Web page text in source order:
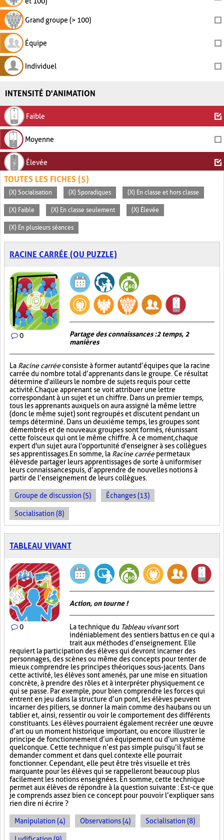
Grand groupe (> 100)
Équipe
Individuel
INTENSITÉ D'ANIMATION
Faible
Moyenne
Élevée
TOUTES LES FICHES (5)
(X) Socialisation (X) Sporadiques (X) En classe et hors classe
(X) Faible (X) En classe seulement (X) Élevée
(X) En plusieurs séances
RACINE CARRÉE (OU PUZZLE)
0
Partage des connaissances : 2 temps, 2
manières
La Racine carréeconsiste à former autant d’équipes que la racine
carrée du nombre total d’apprenants dans le groupe. Ce résultat
détermine d'ailleurs le nombre de sujets requis pour cette
activité. Chaque apprenant se voit attribuer une lettre
correspondant à un sujet et un chiffre. Dans un premier temps,
tous les apprenants auxquels on aura assigné la même lettre
(donc le même sujet) sont regroupés et discutent pendant un
temps déterminé. Dans un deuxième temps, les groupes sont
démembrés et de nouveaux groupes sont formés, réunissant
cette fois ceux qui ont le même chiffre. À ce moment, chaque
expert d'un sujet aura l'opportunité d'enseigner à ses collègues
ses apprentissages. En somme, la Racine carréepermet aux
élèves de partager leurs apprentissages de sorte à uniformiser
leurs connaissances puis, d’apprendre de nouvelles notions à
partir de l’enseignement de leurs collègues.
Groupe de discussion (5) Échanges (13)
Socialisation (8)
TABLEAU VIVANT
0
Action, on tourne !
La technique du Tableau vivantsort
indéniablement des sentiers battus en ce qui a
trait aux méthodes d’enseignement. Elle
requiert la participation des élèves qui devront incarner des
personnages, des scènes ou même des concepts pour tenter de
mieux comprendre les principes théoriques sous-jacents. Dans
cette activité, les élèves sont amenés, par une mise en situation
concrète, à prendre des rôles et à interpréter physiquement ce
qui se passe. Par exemple, pour bien comprendre les forces qui
entrent en jeu dans la structure d’un pont, les élèves peuvent
incarner des piliers, se donner la main comme des haubans ou un
tablier et, ainsi, ressentir ou voir le comportement des différents
constituants. Les élèves pourraient également recréer une œuvre
d’art ou un moment historique important, ou encore illustrer le
principe de fonctionnement d’un équipement ou d’un système
quelconque. Cette technique n’est pas simple puisqu’il faut se
demander comment et dans quel contexte elle pourrait
fonctionner. Cependant, elle peut être très visuelle et très
marquante pour les élèves qui se rappelleront beaucoup plus
facilement les notions enseignées. En somme, cette technique
permet aux élèves de répondre à la question suivante : Est-ce que
je comprends assez bien ce concept pour pouvoir l’expliquer sans
rien dire ni écrire ?
Manipulation (4) Observations (4) Socialisation (8)